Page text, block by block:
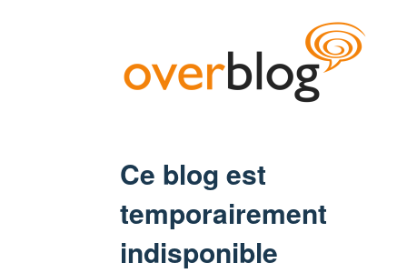
Ce blog est
temporairement
indisponible